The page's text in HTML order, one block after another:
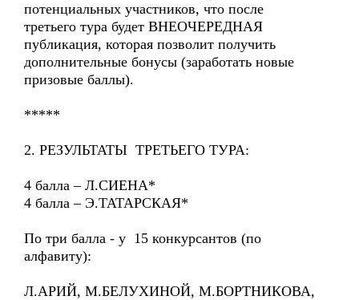
потенциальных участников, что после
третьего тура будет ВНЕОЧЕРЕДНАЯ
публикация, которая позволит получить
дополнительные бонусы (заработать новые
призовые баллы).
*****
2. РЕЗУЛЬТАТЫ ТРЕТЬЕГО ТУРА:
4 балла – Л.СИЕНА*
4 балла – Э.ТАТАРСКАЯ*
По три балла - у 15 конкурсантов (по
алфавиту):
Л.АРИЙ, М.БЕЛУХИНОЙ, М.БОРТНИКОВА,